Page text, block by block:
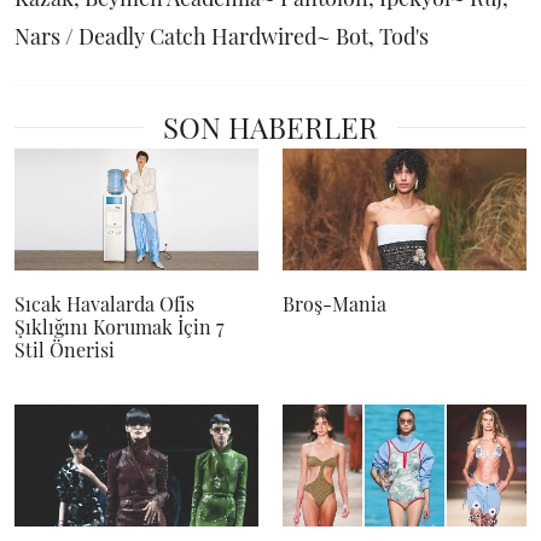
Nars / Deadly Catch Hardwired~ Bot, Tod's
SON HABERLER
Sıcak Havalarda Ofis
Şıklığını Korumak İçin 7
Stil Önerisi
Broş-Mania